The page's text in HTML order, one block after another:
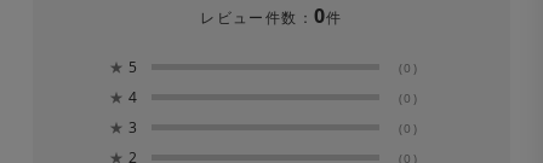
い。漂白剤は絶対に使用しないでください。
※長時間濡れたままにしておくと、色が落ちる場合があり
ます。洗濯後は形を整えてすぐに日陰で平干しにしてくだ
レビュー件数： 0件
★ 5 (0)
★ 4 (0)
★ 3 (0)
★ 2 (0)